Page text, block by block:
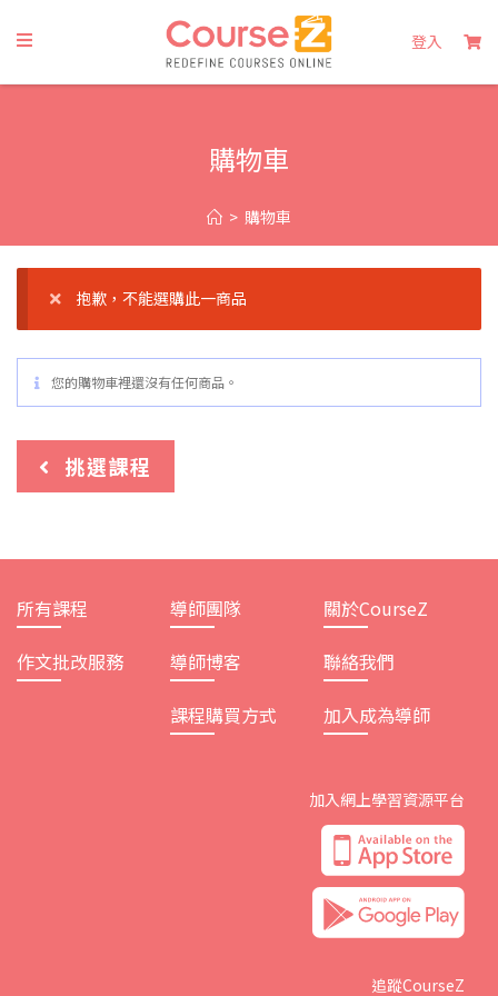
登入
購物車
> 購物車
抱歉，不能選購此一商品
您的購物車裡還沒有任何商品。
挑選課程
所有課程
作文批改服務
導師團隊
導師博客
課程購買方式
關於CourseZ
聯絡我們
加入成為導師
加入網上學習資源平台
追蹤CourseZ